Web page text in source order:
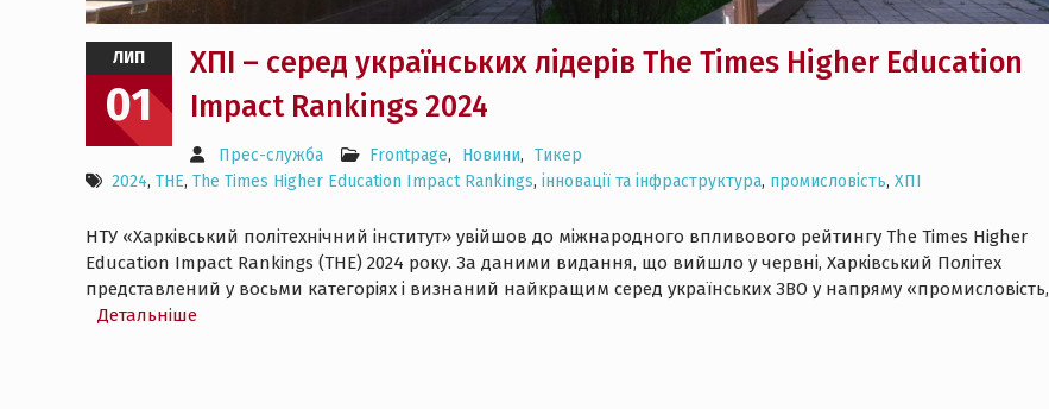
ЛИП
01
ХПІ – серед українських лідерів The Times Higher Education
Impact Rankings 2024
Прес-служба Frontpage, Новини, Тикер
2024, THE, The Times Higher Education Impact Rankings, інновації та інфраструктура, промисловість, ХПІ
НТУ «Харківський політехнічний інститут» увійшов до міжнародного впливового рейтингу The Times Higher
Education Impact Rankings (THE) 2024 року. За даними видання, що вийшло у червні, Харківський Політех
представлений у восьми категоріях і визнаний найкращим серед українських ЗВО у напряму «промисловість,
Детальнiше